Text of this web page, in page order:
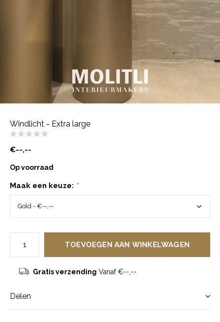
Windlicht - Extra large
€--,--
Op voorraad
Maak een keuze: *
TOEVOEGEN AAN WINKELWAGEN
Gratis verzending Vanaf €--,--
Delen